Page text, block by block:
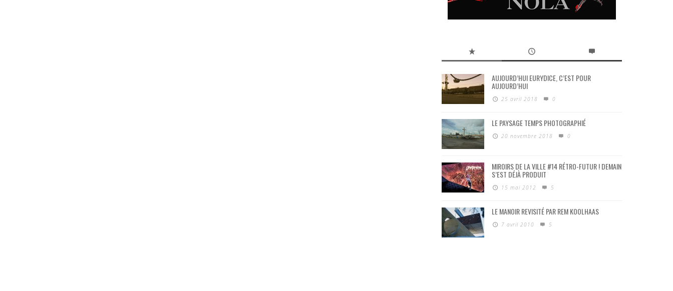
AUJOURD’HUI EURYDICE, C’EST POUR
AUJOURD’HUI
25 avril 2018 0
LE PAYSAGE TEMPS PHOTOGRAPHIÉ
20 novembre 2018 0
MIROIRS DE LA VILLE #14 RÉTRO-FUTUR ! DEMAIN
S’EST DÉJÀ PRODUIT
15 mai 2012 5
LE MANOIR REVISITÉ PAR REM KOOLHAAS
7 avril 2010 5